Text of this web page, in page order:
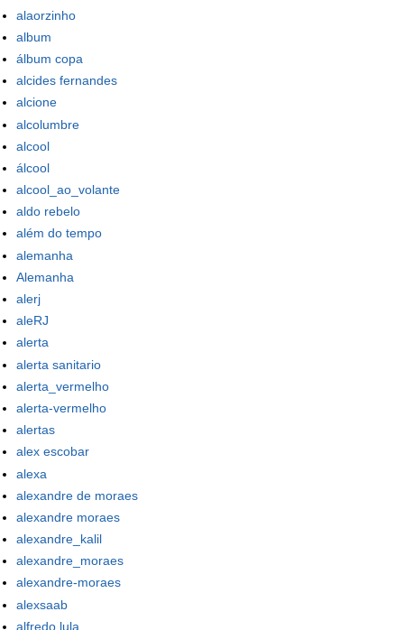
alaorzinho
album
álbum copa
alcides fernandes
alcione
alcolumbre
alcool
álcool
alcool_ao_volante
aldo rebelo
além do tempo
alemanha
Alemanha
alerj
aleRJ
alerta
alerta sanitario
alerta_vermelho
alerta-vermelho
alertas
alex escobar
alexa
alexandre de moraes
alexandre moraes
alexandre_kalil
alexandre_moraes
alexandre-moraes
alexsaab
alfredo lula